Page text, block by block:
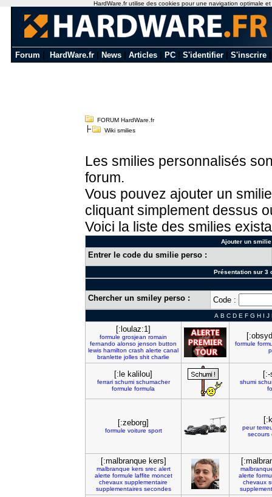
Forum HardWare.fr News Articles PC S'identifier S'inscrire
FORUM HardWare.fr
Wiki smilies
Les smilies personnalisés
forum.
Vous pouvez ajouter un
cliquant simplement dessus
Voici la liste des smilies
Ajouter un
Entrer le code du smilie perso :
Présentation sur 3
Chercher un smiley perso : Code :
A B C D E F G H I J
[:loulaz:1]
formule grosjean romain
fernando alonso jenson button
lewis hamilton crash alerte canal
branlette jolles shit charlie
formule
[:le kalilou]
ferrari schumi schumacher
formule formula
shumi
[:zeborg]
formule voiture sport peur
secours
[:malbranque kers]
malbranque kers srec alert
alerte formule laffite moncet
chevaux supplementaire
supplementaires secondes
alerte
chevaux
HardWare.fr utilise des cookies pour une navigation optimale